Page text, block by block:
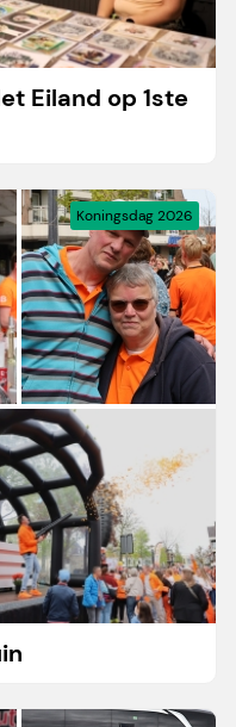
Eiland op 1ste
Koningsdag 2026